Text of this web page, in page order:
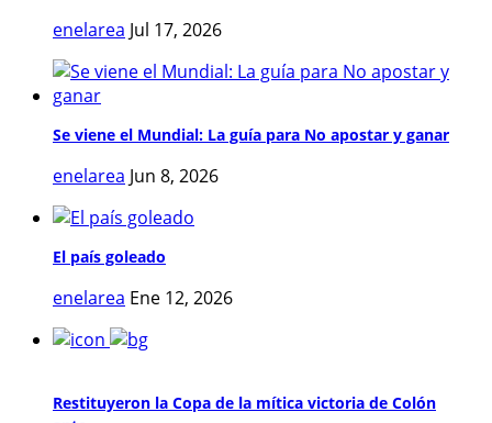
enelarea Jul 17, 2026
Se viene el Mundial: La guía para No apostar y ganar
enelarea Jun 8, 2026
El país goleado
enelarea Ene 12, 2026
Restituyeron la Copa de la mítica victoria de Colón